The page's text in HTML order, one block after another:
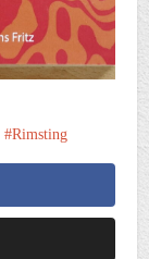
Rimsting